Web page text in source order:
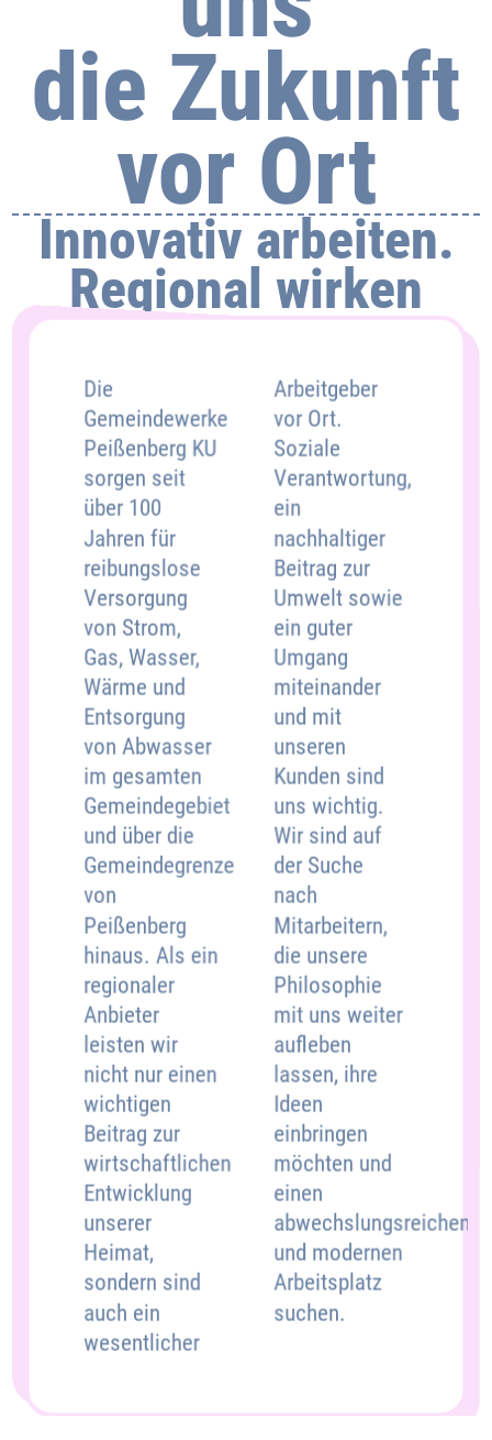
die Zukunft
vor Ort
Innovativ arbeiten.
Regional wirken
Die
Gemeindewerke
Peißenberg KU
sorgen seit
über 100
Jahren für
reibungslose
Versorgung
von Strom,
Gas, Wasser,
Wärme und
Entsorgung
von Abwasser
im gesamten
Gemeindegebiet
und über die
Gemeindegrenze
von
Peißenberg
hinaus. Als ein
regionaler
Anbieter
leisten wir
nicht nur einen
wichtigen
Beitrag zur
wirtschaftlichen
Entwicklung
unserer
Heimat,
sondern sind
auch ein
wesentlicher
Arbeitgeber
vor Ort.
Soziale
Verantwortung,
ein
nachhaltiger
Beitrag zur
Umwelt sowie
ein guter
Umgang
miteinander
und mit
unseren
Kunden sind
uns wichtig.
Wir sind auf
der Suche
nach
Mitarbeitern,
die unsere
Philosophie
mit uns weiter
aufleben
lassen, ihre
Ideen
einbringen
möchten und
einen
abwechslungsreichen
und modernen
Arbeitsplatz
suchen.